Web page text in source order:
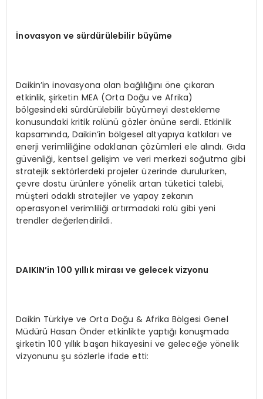
İnovasyon ve sürdürülebilir büyüme
Daikin’in inovasyona olan bağlılığını öne çıkaran
etkinlik, şirketin MEA (Orta Doğu ve Afrika)
bölgesindeki sürdürülebilir büyümeyi destekleme
konusundaki kritik rolünü gözler önüne serdi. Etkinlik
kapsamında, Daikin’in bölgesel altyapıya katkıları ve
enerji verimliliğine odaklanan çözümleri ele alındı. Gıda
güvenliği, kentsel gelişim ve veri merkezi soğutma gibi
stratejik sektörlerdeki projeler üzerinde durulurken,
çevre dostu ürünlere yönelik artan tüketici talebi,
müşteri odaklı stratejiler ve yapay zekanın
operasyonel verimliliği artırmadaki rolü gibi yeni
trendler değerlendirildi.
DAIKIN’in 100 yıllık mirası ve gelecek vizyonu
Daikin Türkiye ve Orta Doğu & Afrika Bölgesi Genel
Müdürü Hasan Önder etkinlikte yaptığı konuşmada
şirketin 100 yıllık başarı hikayesini ve geleceğe yönelik
vizyonunu şu sözlerle ifade etti: